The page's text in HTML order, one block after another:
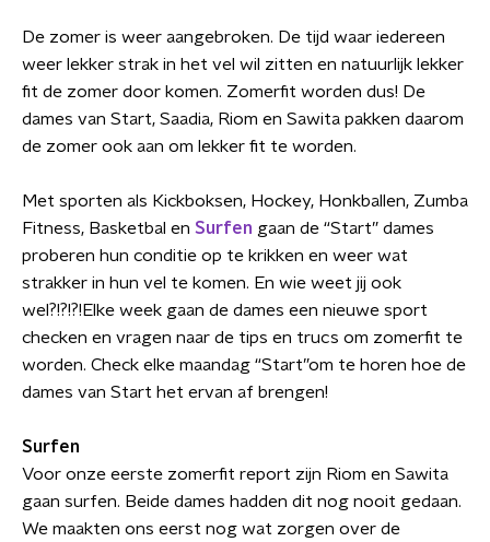
De zomer is weer aangebroken. De tijd waar iedereen
weer lekker strak in het vel wil zitten en natuurlijk lekker
fit de zomer door komen. Zomerfit worden dus! De
dames van Start, Saadia, Riom en Sawita pakken daarom
de zomer ook aan om lekker fit te worden.
Met sporten als Kickboksen, Hockey, Honkballen, Zumba
Fitness, Basketbal en Surfen gaan de “Start” dames
proberen hun conditie op te krikken en weer wat
strakker in hun vel te komen. En wie weet jij ook
wel?!?!?!Elke week gaan de dames een nieuwe sport
checken en vragen naar de tips en trucs om zomerfit te
worden. Check elke maandag “Start”om te horen hoe de
dames van Start het ervan af brengen!
Surfen
Voor onze eerste zomerfit report zijn Riom en Sawita
gaan surfen. Beide dames hadden dit nog nooit gedaan.
We maakten ons eerst nog wat zorgen over de